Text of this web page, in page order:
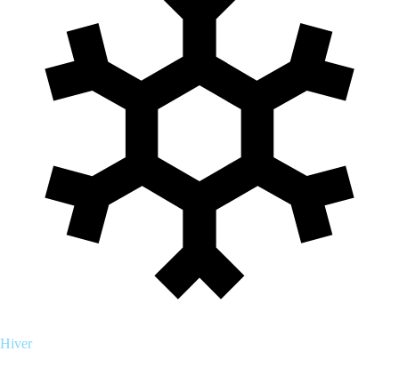
Hiver